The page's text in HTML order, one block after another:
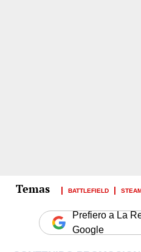
BATTLEFIELD
Prefiero a La
Google